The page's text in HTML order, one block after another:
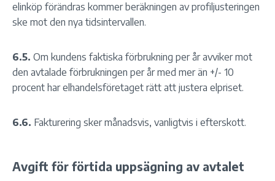
elinköp förändras kommer beräkningen av profiljusteringen
ske mot den nya tidsintervallen.
6.5. Om kundens faktiska förbrukning per år avviker mot
den avtalade förbrukningen per år med mer än +/- 10
procent har elhandelsföretaget rätt att justera elpriset.
6.6. Fakturering sker månadsvis, vanligtvis i efterskott.
Avgift för förtida uppsägning av avtalet